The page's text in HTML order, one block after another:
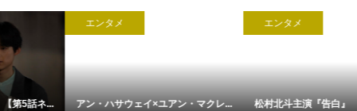
アン・ハサウェイ×ユアン・マクレ... 松村北斗主演『告白』 本日21時...